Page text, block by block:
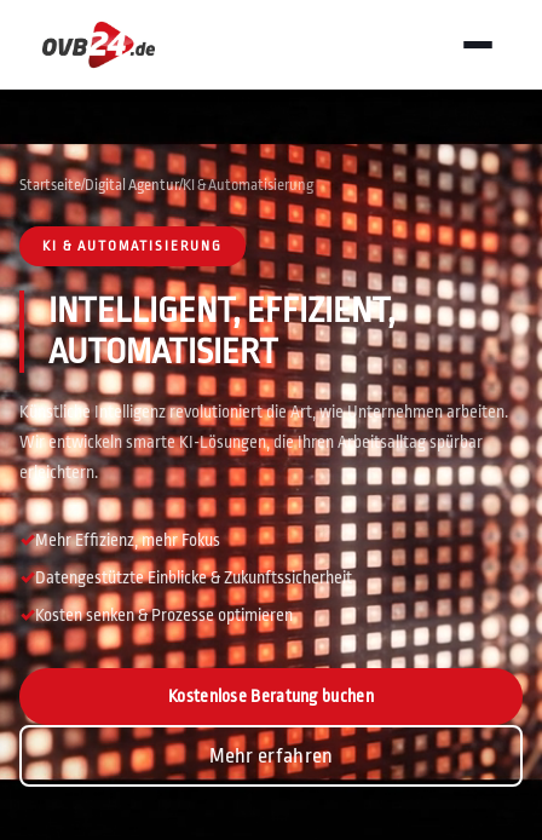
Startseite/Digital Agentur/KI & Automatisierung
KI & AUTOMATISIERUNG
INTELLIGENT, EFFIZIENT,
AUTOMATISIERT
Künstliche Intelligenz revolutioniert die Art, wie Unternehmen arbeiten.
Wir entwickeln smarte KI-Lösungen, die Ihren Arbeitsalltag spürbar
erleichtern.
Mehr Effizienz, mehr Fokus
Datengestützte Einblicke & Zukunftssicherheit
Kosten senken & Prozesse optimieren
Kostenlose Beratung buchen
Mehr erfahren